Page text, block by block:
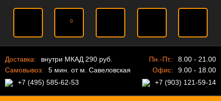
0
Доставка:
внутри МКАД 290 руб.
Самовывоз:
5 мин. от м. Савеловская
+7 (495) 585-62-53
Пн.-Пт.:
8.00 - 21.00
Офис:
9.00 - 18.00
+7 (903) 121-59-14